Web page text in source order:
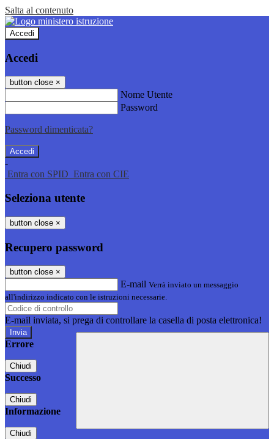
Salta al contenuto
Accedi
Accedi
button close ×
Nome Utente
Password
Password dimenticata?
-
Entra con SPID Entra con CIE
Seleziona utente
button close ×
Recupero password
button close ×
E-mail Verrà inviato un messaggio
all'indirizzo indicato con le istruzioni necessarie.
E-mail inviata, si prega di controllare la casella di posta elettronica!
Errore
Chiudi
Successo
Chiudi
Informazione
Chiudi